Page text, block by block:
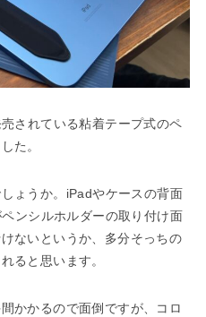
されている粘着テープ式のペ
た。
ょうか。iPadやケースの背面
ンシルホルダーの取り付け面
ないというか、多分そっちの
ると思います。
かかるので面倒ですが、コロ